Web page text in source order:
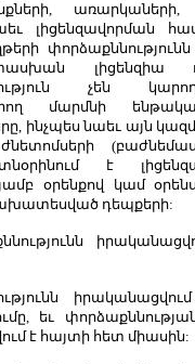
առարկաների,
լիցենզավորման
լիցենզիա
չեն
մարմնի
ինչպես նաեւ այն
է
օրենքով կամ
դեպքերի:
եւ
է հայտի հետ միասին: